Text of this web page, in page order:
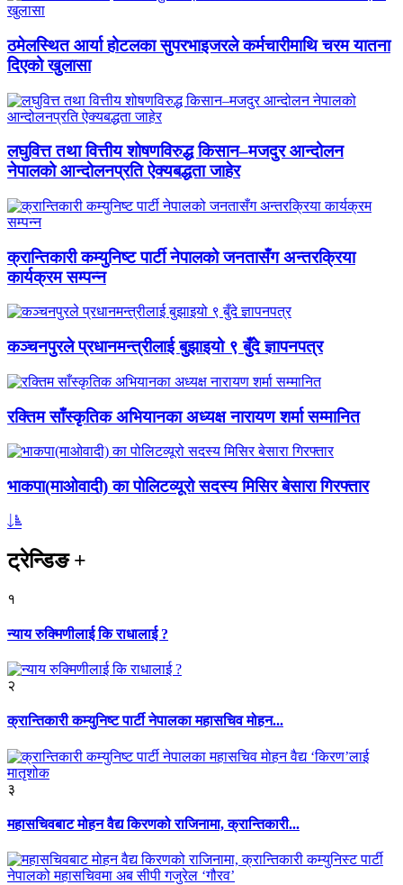
ठमेलस्थित आर्या होटलका सुपरभाइजरले कर्मचारीमाथि चरम यातना
दिएको खुलासा
लघुवित्त तथा वित्तीय शोषणविरुद्ध किसान–मजदुर आन्दोलन
नेपालको आन्दोलनप्रति ऐक्यबद्धता जाहेर
क्रान्तिकारी कम्युनिष्ट पार्टी नेपालको जनतासँग अन्तरक्रिया
कार्यक्रम सम्पन्न
कञ्चनपुरले प्रधानमन्त्रीलाई बुझाइयो ९ बुँदे ज्ञापनपत्र
रक्तिम साँस्कृतिक अभियानका अध्यक्ष नारायण शर्मा सम्मानित
भाकपा(माओवादी) का पोलिटव्यूरो सदस्य मिसिर बेसारा गिरफ्तार
ट्रेन्डिङ+
१
न्याय रुक्मिणीलाई कि राधालाई ?
२
क्रान्तिकारी कम्युनिष्ट पार्टी नेपालका महासचिव मोहन...
३
महासचिवबाट मोहन वैद्य किरणको राजिनामा, क्रान्तिकारी...